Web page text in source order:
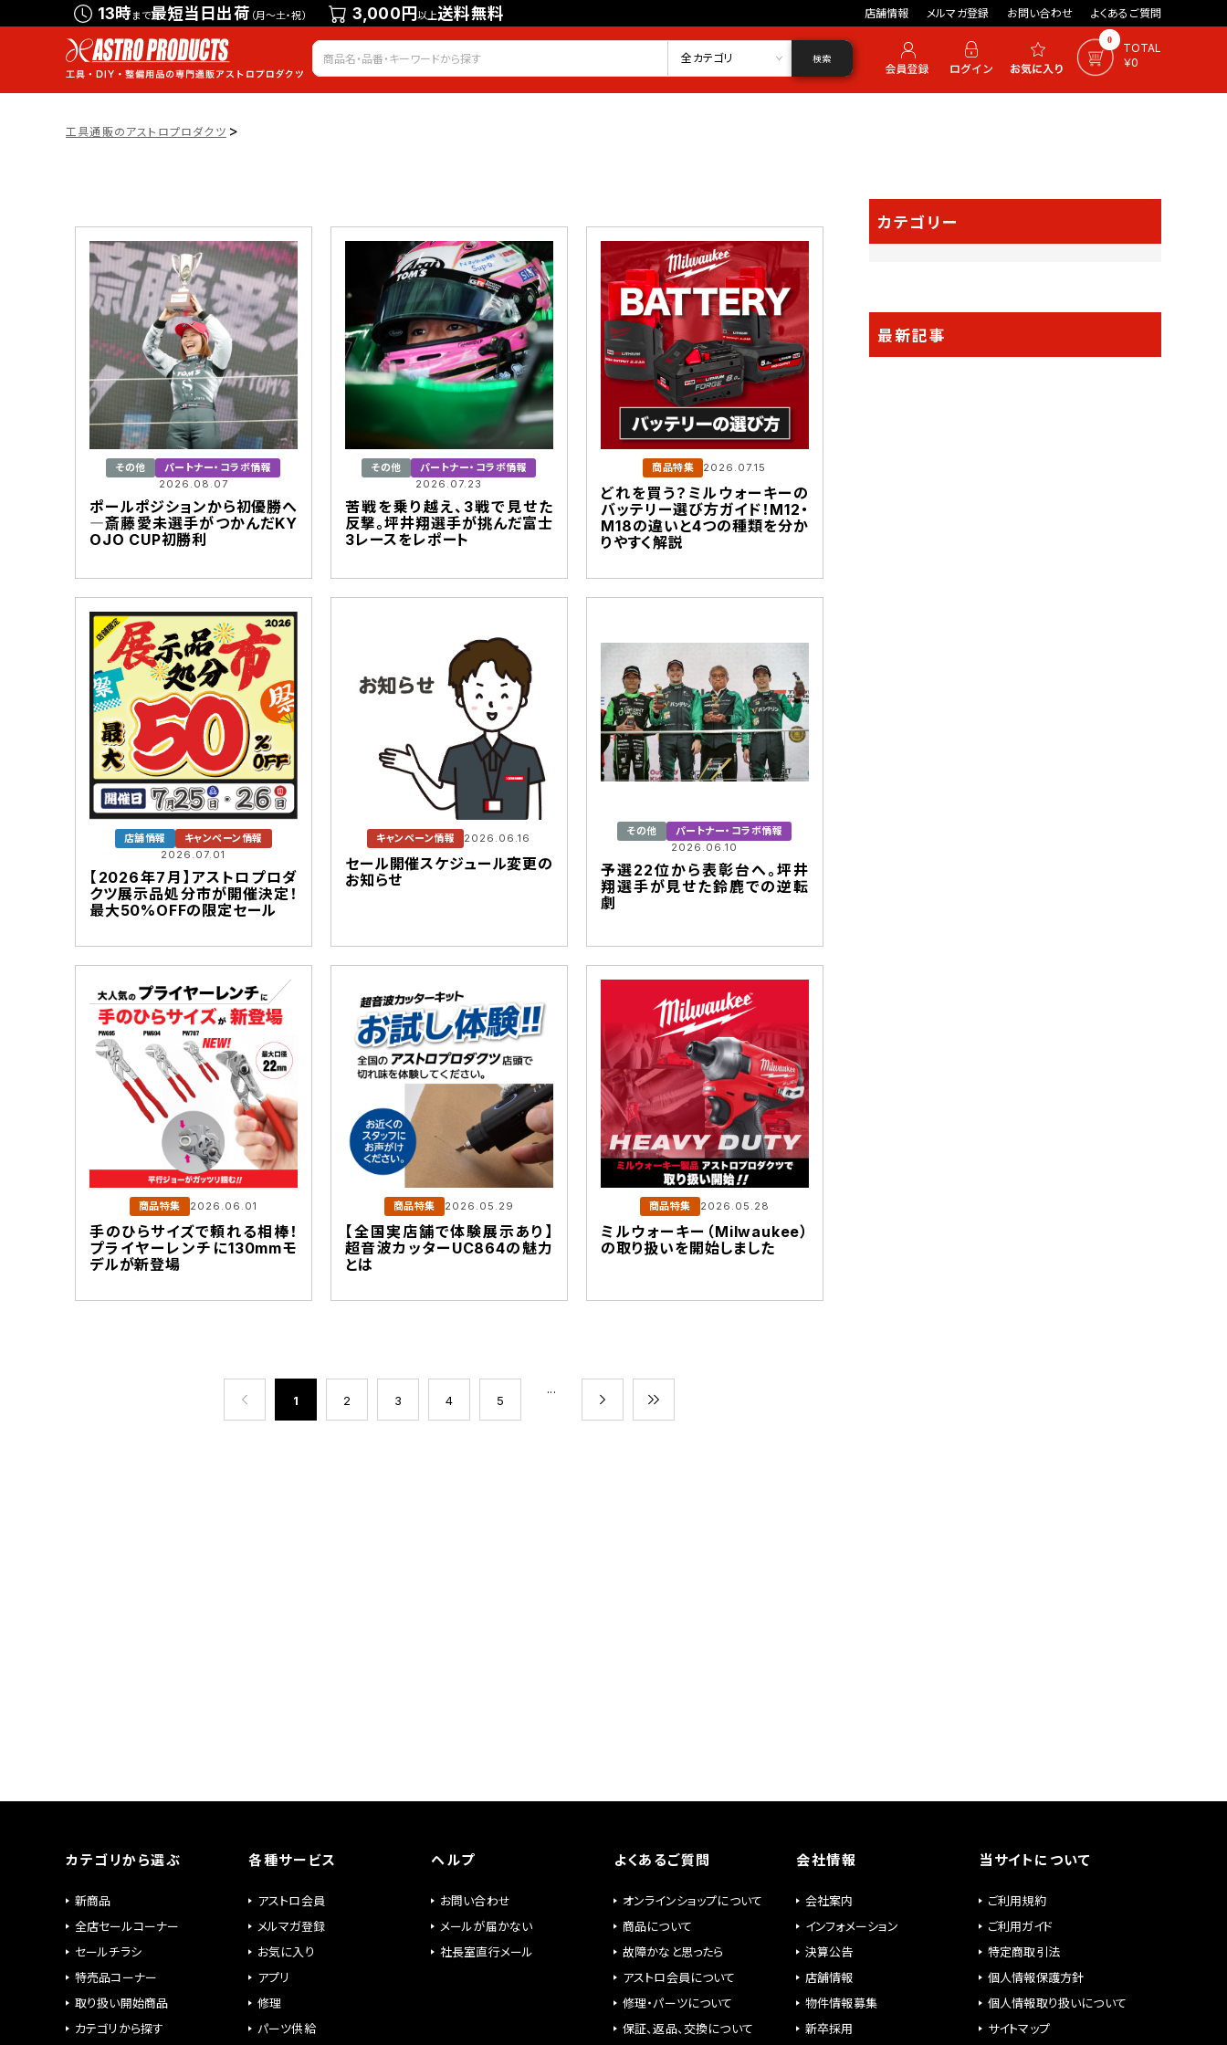
13時まで最短当日出荷 （月～土・祝） 3,000円以上送料無料 店舗情報 メルマガ登録 お問い合わせ よくあるご質問
会員登録 ログイン お気に入り 0
TOTAL
￥0
全カテゴリ 検索
工具通販のアストロプロダクツ >
その他
パートナー・コラボ情報
2026.08.07
ポールポジションから初優勝へ
―斎藤愛未選手がつかんだKY
OJO CUP初勝利
その他
パートナー・コラボ情報
2026.07.23
苦戦を乗り越え、3戦で見せた
反撃。坪井翔選手が挑んだ富士
3レースをレポート
商品特集 2026.07.15
どれを買う？ミルウォーキーの
バッテリー選び方ガイド！M12・
M18の違いと4つの種類を分か
りやすく解説
店舗情報
キャンペーン情報
2026.07.01
【2026年7月】アストロプロダ
クツ展示品処分市が開催決定！
最大50%OFFの限定セール
キャンペーン情報 2026.06.16
セール開催スケジュール変更の
お知らせ
その他
パートナー・コラボ情報
2026.06.10
予選22位から表彰台へ。坪井
翔選手が見せた鈴鹿での逆転
劇
商品特集 2026.06.01
手のひらサイズで頼れる相棒！
プライヤーレンチに130mmモ
デルが新登場
商品特集 2026.05.29
【全国実店舗で体験展示あり】
超音波カッターUC864の魅力
とは
商品特集 2026.05.28
ミルウォーキー（Milwaukee）
の取り扱いを開始しました
1 2 3 4 5
...
カテゴリー
最新記事
カテゴリから選ぶ
新商品
全店セールコーナー
セールチラシ
特売品コーナー
取り扱い開始商品
カテゴリから探す
各種サービス
アストロ会員
メルマガ登録
お気に入り
アプリ
修理
パーツ供給
ヘルプ
お問い合わせ
メールが届かない
社長室直行メール
よくあるご質問
オンラインショップについて
商品について
故障かなと思ったら
アストロ会員について
修理・パーツについて
保証、返品、交換について
会社情報
会社案内
インフォメーション
決算公告
店舗情報
物件情報募集
新卒採用
当サイトについて
ご利用規約
ご利用ガイド
特定商取引法
個人情報保護方針
個人情報取り扱いについて
サイトマップ